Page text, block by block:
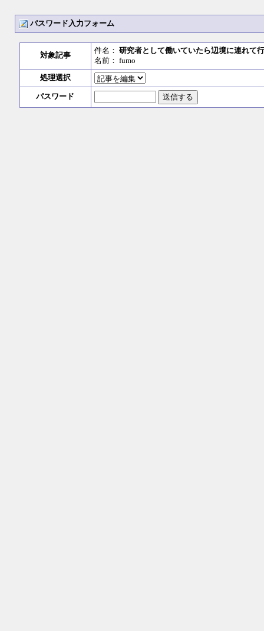
パスワード入力フォーム
対象記事
件名： 研究者として働いていたら辺境に連れて
名前： fumo
処理選択
パスワード